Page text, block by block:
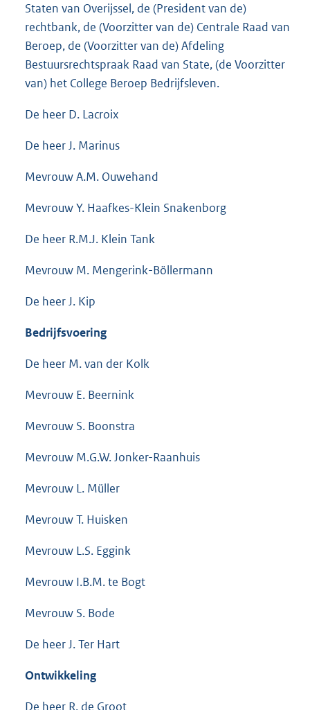
Staten van Overijssel, de (President van de)
rechtbank, de (Voorzitter van de) Centrale Raad van
Beroep, de (Voorzitter van de) Afdeling
Bestuursrechtspraak Raad van State, (de Voorzitter
van) het College Beroep Bedrijfsleven.
De heer D. Lacroix
De heer J. Marinus
Mevrouw A.M. Ouwehand
Mevrouw Y. Haafkes-Klein Snakenborg
De heer R.M.J. Klein Tank
Mevrouw M. Mengerink-Böllermann
De heer J. Kip
Bedrijfsvoering
De heer M. van der Kolk
Mevrouw E. Beernink
Mevrouw S. Boonstra
Mevrouw M.G.W. Jonker-Raanhuis
Mevrouw L. Müller
Mevrouw T. Huisken
Mevrouw L.S. Eggink
Mevrouw I.B.M. te Bogt
Mevrouw S. Bode
De heer J. Ter Hart
Ontwikkeling
De heer R. de Groot